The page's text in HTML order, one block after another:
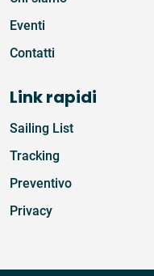
Eventi
Contatti
Link rapidi
Sailing List
Tracking
Preventivo
Privacy